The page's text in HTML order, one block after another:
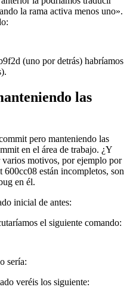
la rama activa menos uno».
(uno por detrás) habríamos
las
pero manteniendo las
en el área de trabajo. ¿Y
varios motivos, por ejemplo por
están incompletos, son
en él.
inicial de antes:
el siguiente comando:
sería:
veréis los siguiente: